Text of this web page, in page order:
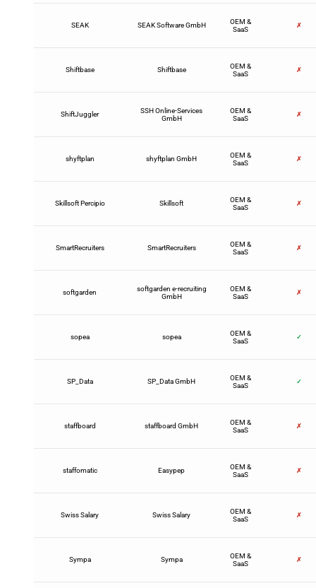
SEAK SEAK Software GmbH
OEM &
SaaS
✗
Shiftbase Shiftbase
OEM &
SaaS
✗
ShiftJuggler
SSH Online-Services
GmbH
OEM &
SaaS
✗
shyftplan shyftplan GmbH
OEM &
SaaS
✗
Skillsoft Percipio Skillsoft
OEM &
SaaS
✗
SmartRecruiters SmartRecruiters
OEM &
SaaS
✗
softgarden
softgarden e-recruiting
GmbH
OEM &
SaaS
✗
sopea sopea
OEM &
SaaS
✓
SP_Data SP_Data GmbH
OEM &
SaaS
✓
staffboard staffboard GmbH
OEM &
SaaS
✗
staffomatic Easypep
OEM &
SaaS
✗
Swiss Salary Swiss Salary
OEM &
SaaS
✗
Sympa Sympa
OEM &
SaaS
✗